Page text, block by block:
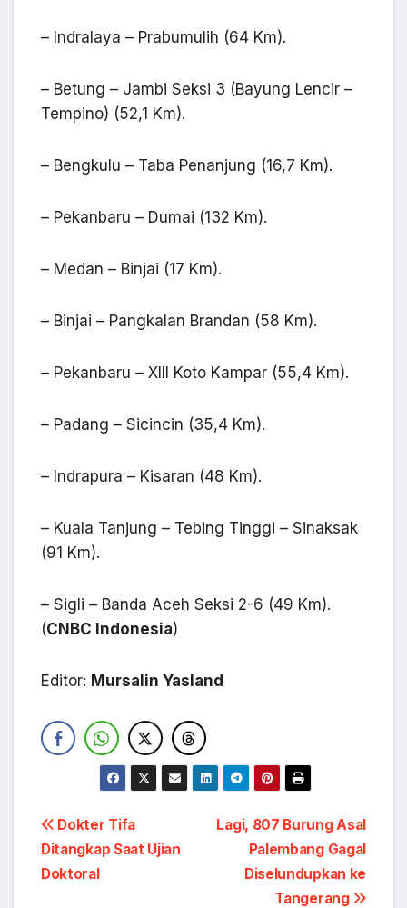
– Indralaya – Prabumulih (64 Km).
– Betung – Jambi Seksi 3 (Bayung Lencir –
Tempino) (52,1 Km).
– Bengkulu – Taba Penanjung (16,7 Km).
– Pekanbaru – Dumai (132 Km).
– Medan – Binjai (17 Km).
– Binjai – Pangkalan Brandan (58 Km).
– Pekanbaru – XIII Koto Kampar (55,4 Km).
– Padang – Sicincin (35,4 Km).
– Indrapura – Kisaran (48 Km).
– Kuala Tanjung – Tebing Tinggi – Sinaksak
(91 Km).
– Sigli – Banda Aceh Seksi 2-6 (49 Km).
(CNBC Indonesia)
Editor: Mursalin Yasland
Navigasi
pos
Lagi, 807 Burung Asal
Palembang Gagal
Diselundupkan ke
Tangerang
Dokter Tifa
Ditangkap Saat Ujian
Doktoral